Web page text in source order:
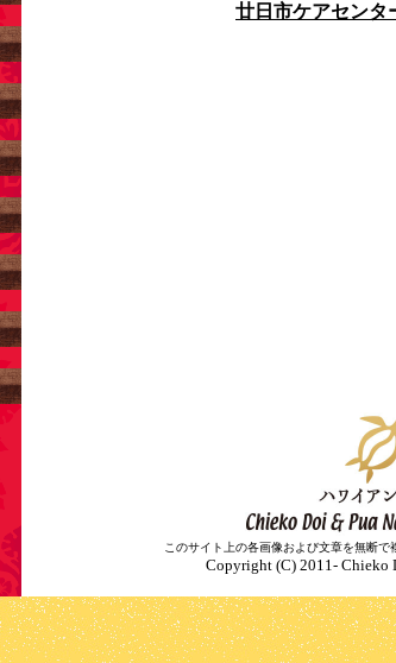
廿日市ケアセン
このサイト上の各画像および文章を無断で
Copyright (C) 2011- Chieko